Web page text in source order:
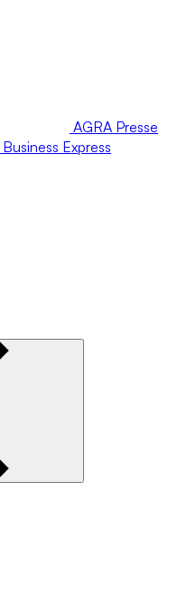
AGRA Presse
Business Express